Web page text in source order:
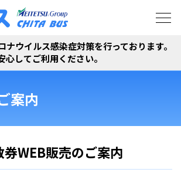
ナウイルス感染症対策を行っております。
心してご利用ください。
案内
WEB販売のご案内